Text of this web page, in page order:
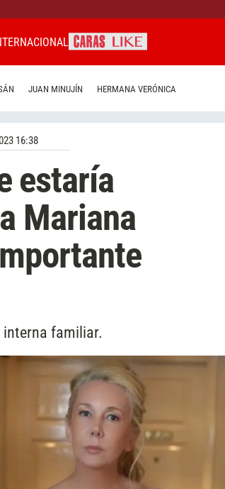
JUAN MINUJÍN HERMANA VERÓNICA
16:38
estaría
Mariana
interna familiar.